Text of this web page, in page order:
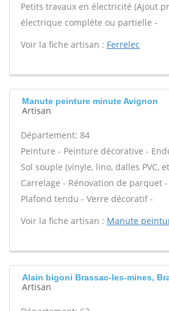
Petits travaux en électricité (Ajout
électrique complète ou partielle -
Voir la fiche artisan : Ferrelec
Manute peinture minute Avignon
Artisan
Département: 84
Peinture - Peinture décorative -
Sol souple (vinyle, lino, dalles PVC,
Carrelage - Rénovation de parquet
Plafond tendu - Verre décoratif -
Voir la fiche artisan : Manute
Alain bigoni Brassac-les-mines,
Artisan